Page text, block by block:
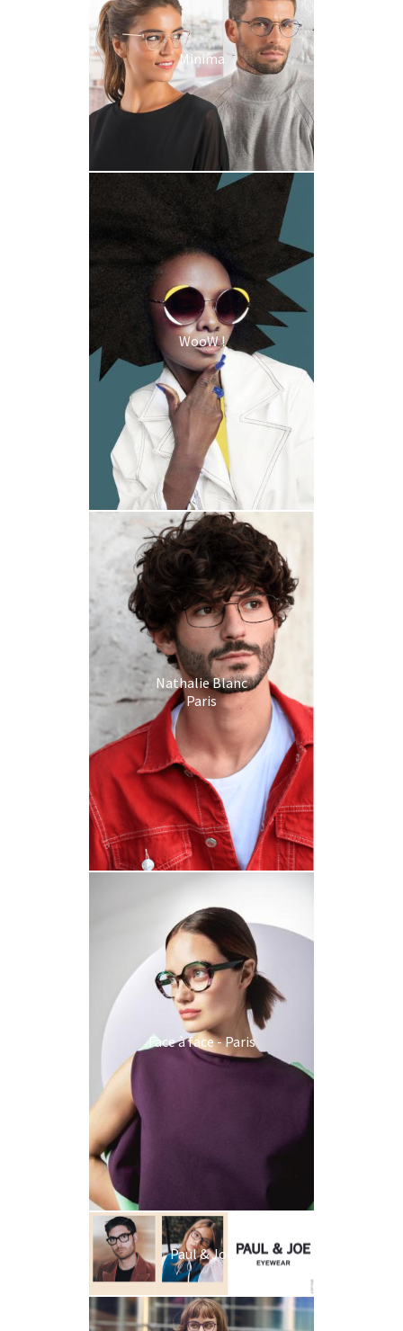
Minima
WooW !
Nathalie Blanc
Paris
Face à face - Paris
Paul & Joe